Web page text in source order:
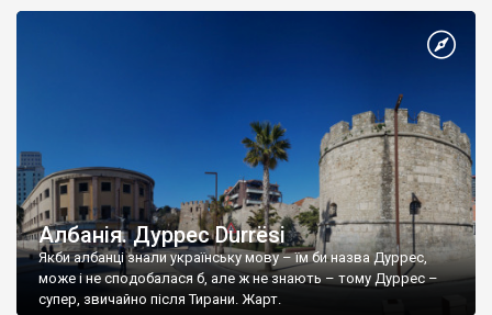
Албанія. Дуррес Durrësi
Якби албанці знали українську мову – їм би назва Дуррес,
може і не сподобалася б, але ж не знають – тому Дуррес –
супер, звичайно після Тирани. Жарт.